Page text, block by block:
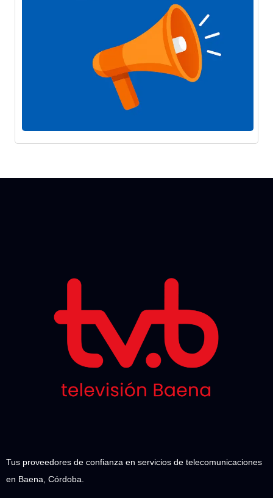
Tus proveedores de confianza en servicios de telecomunicaciones
en Baena, Córdoba.